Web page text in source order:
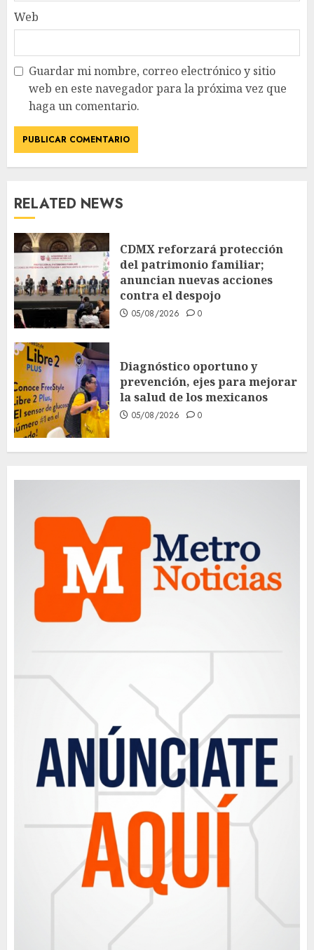
Web
Guardar mi nombre, correo electrónico y sitio
web en este navegador para la próxima vez que
haga un comentario.
RELATED NEWS
CDMX reforzará protección
del patrimonio familiar;
anuncian nuevas acciones
contra el despojo
05/08/2026 0
Diagnóstico oportuno y
prevención, ejes para mejorar
la salud de los mexicanos
05/08/2026 0